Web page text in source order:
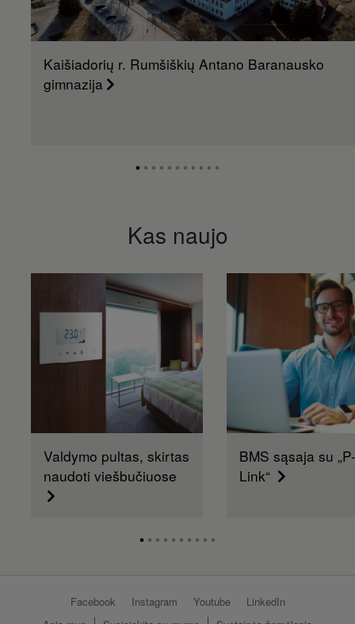
Kaišiadorių r. Rumšiškių Antano Baranausko
gimnazija
Kas naujo
Valdymo pultas, skirtas
naudoti viešbučiuose
BMS sąsaja su „P-
Link“
Facebook Instagram Youtube
LinkedIn